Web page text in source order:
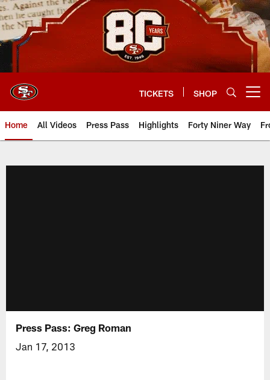
Skip
to
main
content
TICKETS SHOP
Home All Videos Press Pass Highlights Forty Niner Way
Press Pass: Greg Roman
Jan 17, 2013